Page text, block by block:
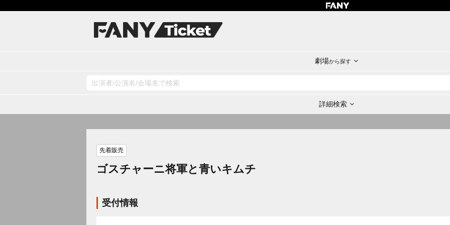
劇場から探す
詳細検索
先着販売
ゴスチャーニ将軍と青いキムチ
受付情報